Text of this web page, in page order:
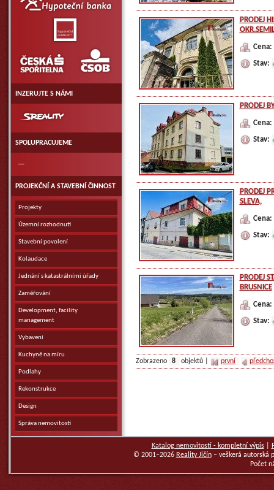
PRODEJ
Cena:
Stav:
PRODEJ
Cena:
Stav:
PRODEJ
SLEVA,
Cena:
Stav:
PRODEJ
BRUSNICE
Cena:
Stav:
Zobrazeno 8 objektů | první
banka
Hypoteční
centrum
Česká
spořitelna
ČSOB
INZERUJTE S NÁMI
SReality.CZ
SPOLUPRACUJEME
—
PROJEKČNÍ A STAVEBNÍ ČINNOST
Projekty
Územní rozhodnutí
Stavební povolení
Kolaudace
Jednání s katastrálními úřady
Zaměřování
Development, facility
management
Vybavení
Kuchyně na míru
Podlahy
Rekonstrukce
Design
Správa nemovitostí
Katalog nemovitostí - kompletní výpis|
© 2001–2026 Reality Jičín– veškerá autorská
Počet